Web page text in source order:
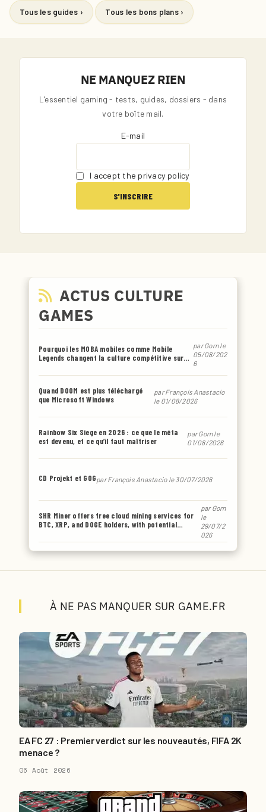
Tous les guides › Tous les bons plans ›
NE MANQUEZ RIEN
L'essentiel gaming - tests, guides, dossiers - dans
votre boîte mail.
E-mail
I accept the privacy policy
ACTUS CULTURE
GAMES
Pourquoi les MOBA mobiles comme Mobile
Legends changent la culture compétitive sur
parGornle
05/08/202
6
Quand DOOM est plus téléchargé
que Microsoft Windows
parFrançois Anastacio
le 01/08/2026
Rainbow Six Siege en 2026 : ce que le méta
est devenu, et ce qu’il faut maîtriser
parGornle
01/08/2026
CD Projekt et GOGparFrançois Anastaciole 30/07/2026
SHR Miner offers free cloud mining services for
BTC, XRP, and DOGE holders, with potential
parGorn
le
29/07/2
026
À NE PAS MANQUER SUR GAME.FR
EA FC 27 : Premier verdict sur les nouveautés, FIFA 2K
menace ?
06 Août 2026